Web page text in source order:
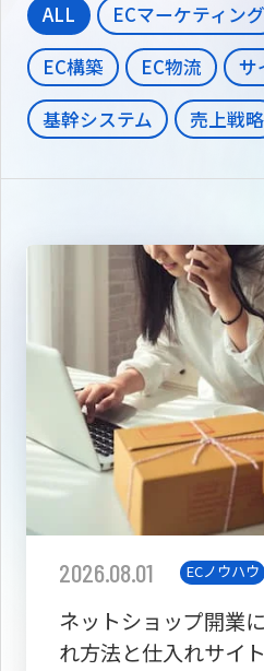
ALL ECマーケティング
EC構築
EC物流 サ
基幹システム
売上戦略
2026.08.01 ECノウハウ
ネットショップ開業
れ方法と仕入れサイ